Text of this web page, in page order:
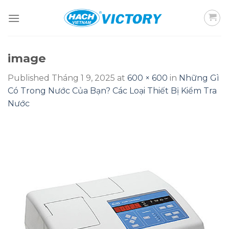
image
Published Tháng 1 9, 2025 at 600 × 600 in Những Gì
Có Trong Nước Của Bạn? Các Loại Thiết Bị Kiểm Tra
Nước